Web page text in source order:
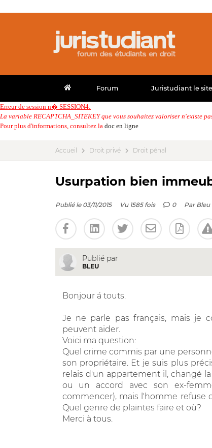
Forum Juristudiant le site
Erreur de session n� SESSION4:
La variable RECAPTCHA_SITEKEY que vous souhaitez valoriser n'existe
Pour plus d'informations, consultez la doc en ligne
Accueil Droit privé Droit pénal
Usurpation bien
Publié le 03/11/2015 Vu 1585 fois 0 Par Bleu
Publié par
BLEU
Bonjour á touts.
Je ne parle pas français, mais je
peuvent aider.
Voici ma question:
Quel crime commis par une
son propriétaire. Et je suis plus
relais d'un appartement il, changé
ou un accord avec son ex-
commencer), mais l'homme refuse
Quel genre de plaintes faire et où?
Merci à tous.